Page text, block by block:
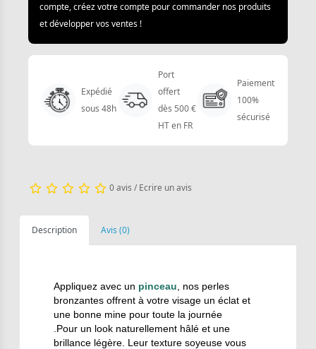
compte, créez votre compte pour commander nos produits
et développer vos ventes !
Expédié
sous 48h
Port
offert
dès 500 €
HT en FR
Paiement
100%
sécurisé
0 avis / Ecrire un avis
Description Avis (0)
Appliquez avec un pinceau , nos perles
bronzantes offrent à votre visage un éclat et
une bonne mine pour toute la journée
.Pour un look naturellement hâlé et une
brillance légère. Leur texture soyeuse vous